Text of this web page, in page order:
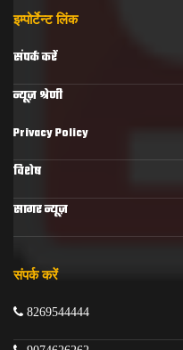
इम्पोर्टेन्ट लिंक
संपर्क करें
न्यूज़ श्रेणी
Privacy Policy
विशेष
सागर न्यूज़
संपर्क करें
8269544444